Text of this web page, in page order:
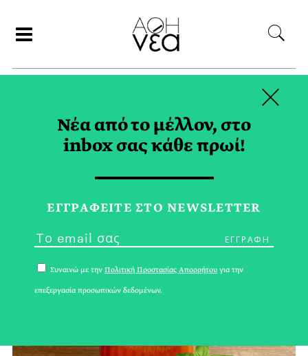
ΣΟΥΠΑ TAG
Νέα από το μέλλον, στο
inbox σας κάθε πρωί!
ΕΓΓPΑΦΕΙΤΕ ΣΤΟ NEWSLETTER
Συναινώ με την Πολιτική Προστασίας Απορρήτου για την
επεξεργασία προσωπικών δεδομένων.
×